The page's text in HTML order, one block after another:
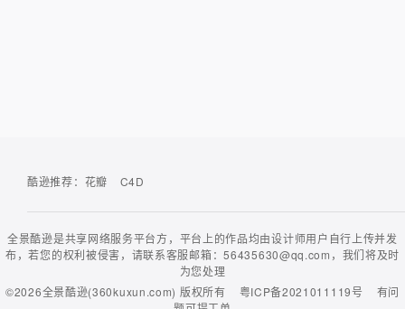
酷逊推荐： 花瓣 C4D
全景酷逊是共享网络服务平台方，平台上的作品均由设计师用户自行上传并发
布，若您的权利被侵害，请联系客服邮箱：56435630@qq.com，我们将及时
为您处理
©2026全景酷逊(360kuxun.com) 版权所有 粤ICP备2021011119号
有问